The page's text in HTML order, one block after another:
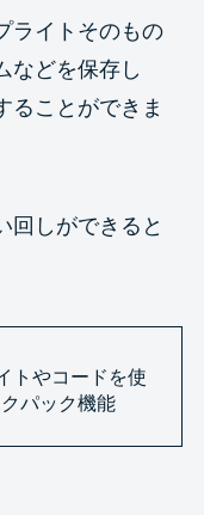
ライトそのもの
などを保存し
ることができま
回しができると
トやコードを使
パック機能